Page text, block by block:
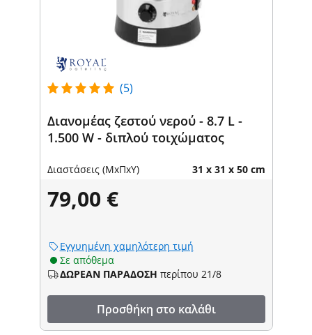
(5)
Διανομέας ζεστού νερού - 8.7 L -
1.500 W - διπλού τοιχώματος
Διαστάσεις (ΜxΠxΥ) 31 x 31 x 50 cm
79,00 €
Εγγυημένη χαμηλότερη τιμή
Σε απόθεμα
ΔΩΡΕΑΝ ΠΑΡΑΔΟΣΗ περίπου 21/8
Προσθήκη στο καλάθι